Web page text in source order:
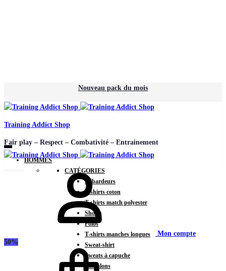
Nouveau pack du mois
Training Addict Shop
Fair play – Respect – Combativité – Entrainement
HOMMES
CATÉGORIES
Débardeurs
T-shirts coton
T-shirts match polyester
Shorts
Polos
T-shirts manches longues
Sweat-shirt
Sweats à capuche
Pantalons
Mon compte
50%